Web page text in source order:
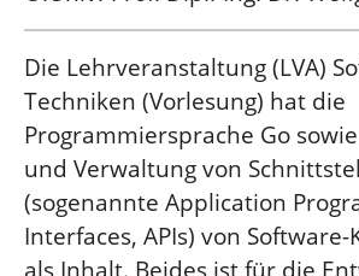
Die Lehrveranstaltung (LVA)
Techniken (Vorlesung) hat die
Programmiersprache Go
und Verwaltung von
(sogenannte Application
Interfaces, APIs) von